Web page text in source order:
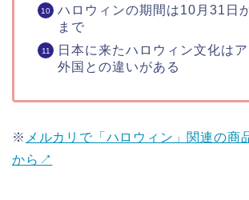
ハロウィンの期間は10月31日
まで
日本に来たハロウィン文化は
外国との違いがある
※ メルカリで「ハロウィン」関連の商
から↗